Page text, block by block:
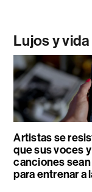
Lujos y
Artistas se
que sus voces y
canciones
para entrenar a